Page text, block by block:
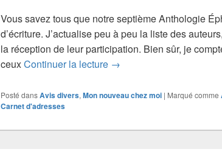
Vous savez tous que notre septième Anthologie
d’écriture. J’actualise peu à peu la liste des
la réception de leur participation. Bien sûr, je
ceuxContinuer la lecture La septième… les auteurs
→
Posté dansAvis divers, Mon nouveau chez moi | Marqué comme
Carnet d'adresses